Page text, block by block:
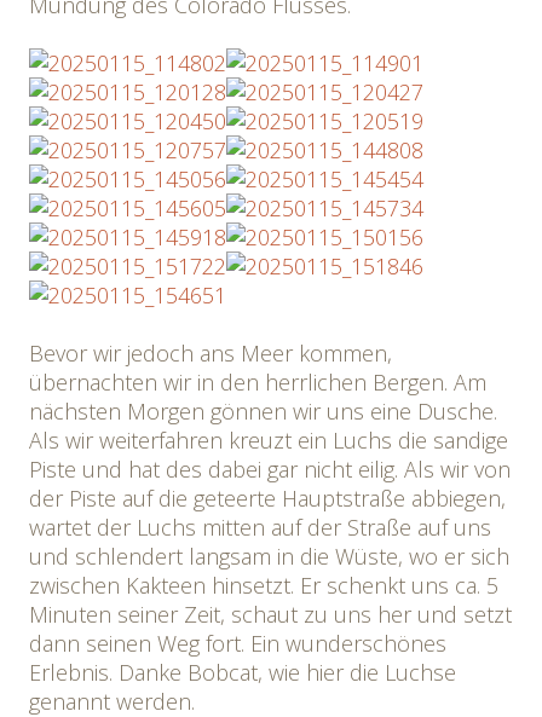
Bevor wir jedoch ans Meer kommen,
übernachten wir in den herrlichen Bergen. Am
nächsten Morgen gönnen wir uns eine Dusche.
Als wir weiterfahren kreuzt ein Luchs die sandige
Piste und hat des dabei gar nicht eilig. Als wir von
der Piste auf die geteerte Hauptstraße abbiegen,
wartet der Luchs mitten auf der Straße auf uns
und schlendert langsam in die Wüste, wo er sich
zwischen Kakteen hinsetzt. Er schenkt uns ca. 5
Minuten seiner Zeit, schaut zu uns her und setzt
dann seinen Weg fort. Ein wunderschönes
Erlebnis. Danke Bobcat, wie hier die Luchse
genannt werden.